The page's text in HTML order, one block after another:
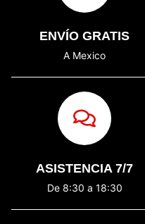
ENVÍO GRATIS
A Mexico
ASISTENCIA 7/7
De 8:30 a 18:30